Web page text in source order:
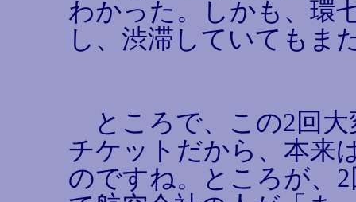
わかった。しかも、環
し、渋滞していてもま
ところで、この2回大
チケットだから、本来
のですね。ところが、